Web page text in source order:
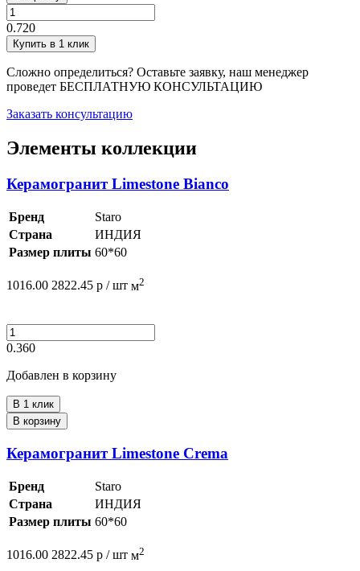
0.720
Купить в 1 клик
Сложно определиться? Оставьте заявку, наш менеджер
проведет БЕСПЛАТНУЮ КОНСУЛЬТАЦИЮ
Заказать консультацию
Элементы коллекции
Керамогранит Limestone Bianco
Бренд
Staro
Страна
ИНДИЯ
Размер плиты 60*60
1016.00 2822.45 р / шт м2
0.360
Добавлен в корзину
В 1 клик
В корзину
Керамогранит Limestone Crema
Бренд
Staro
Страна
ИНДИЯ
Размер плиты 60*60
1016.00 2822.45 р / шт м2